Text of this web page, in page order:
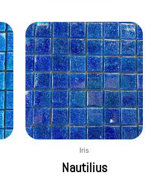
Iris
Nautilius